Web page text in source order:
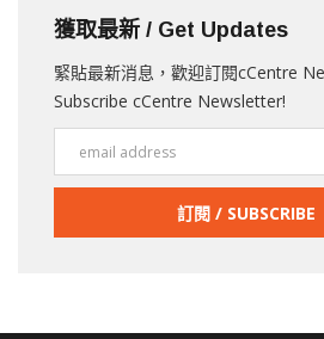
獲取最新 / Get Updates
緊貼最新消息，歡迎訂閱cCentre
Subscribe cCentre Newsletter!